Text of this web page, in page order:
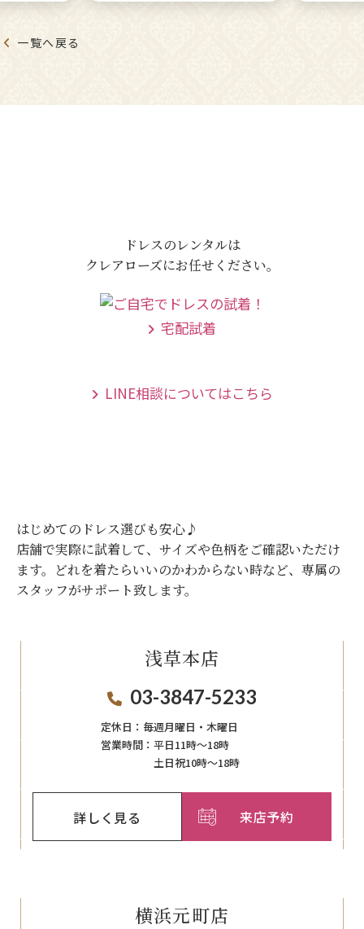
一覧へ戻る
ドレスのレンタルは
クレアローズにお任せください。
宅配試着
LINE相談についてはこちら
はじめてのドレス選びも安心♪
店舗で実際に試着して、サイズや色柄をご確認いただけ
ます。
どれを着たらいいのかわからない時など、専属の
スタッフがサポート致します。
浅草本店
03-3847-5233
定休日： 毎週月曜日・木曜日
営業時間： 平日11時～18時
土日祝10時～18時
詳しく見る 来店予約
横浜元町店